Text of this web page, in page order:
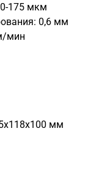
175 мкм
0,6 мм
мин
мм